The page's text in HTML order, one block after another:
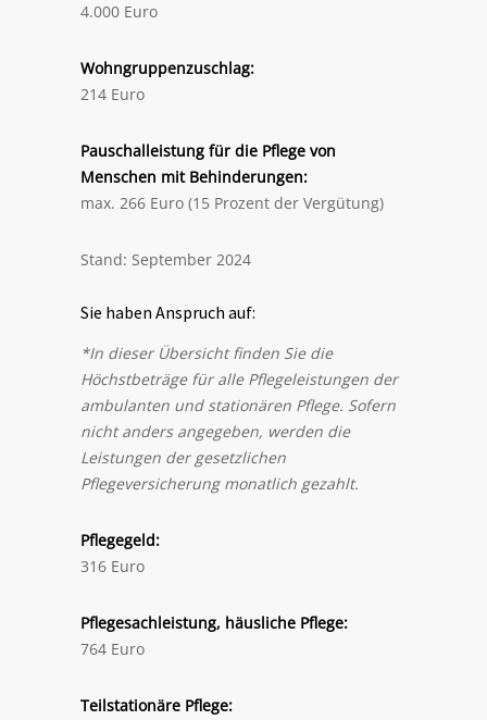
4.000 Euro
Wohngruppenzuschlag:
214 Euro
Pauschalleistung für die Pflege von
Menschen mit Behinderungen:
max. 266 Euro (15 Prozent der Vergütung)
Stand: September 2024
Sie haben Anspruch auf:
*In dieser Übersicht finden Sie die
Höchstbeträge für alle Pflegeleistungen der
ambulanten und stationären Pflege. Sofern
nicht anders angegeben, werden die
Leistungen der gesetzlichen
Pflegeversicherung monatlich gezahlt.
Pflegegeld:
316 Euro
Pflegesachleistung, häusliche Pflege:
764 Euro
Teilstationäre Pflege: